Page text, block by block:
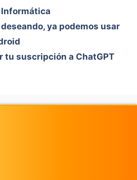
Informática
ya podemos usar
tu suscripción a ChatGPT